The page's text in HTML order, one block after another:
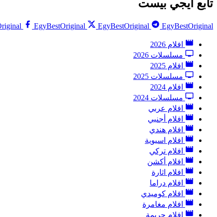
تابع ايجي بيست
EgyBestOriginal EgyBestOriginal EgyBestOriginal
افلام 2026
مسلسلات 2026
افلام 2025
مسلسلات 2025
افلام 2024
مسلسلات 2024
افلام عربي
افلام أجنبي
افلام هندي
افلام اسيوية
افلام تركي
افلام أكشن
افلام اثارة
افلام دراما
افلام كوميدي
افلام مغامرة
افلام جريمة